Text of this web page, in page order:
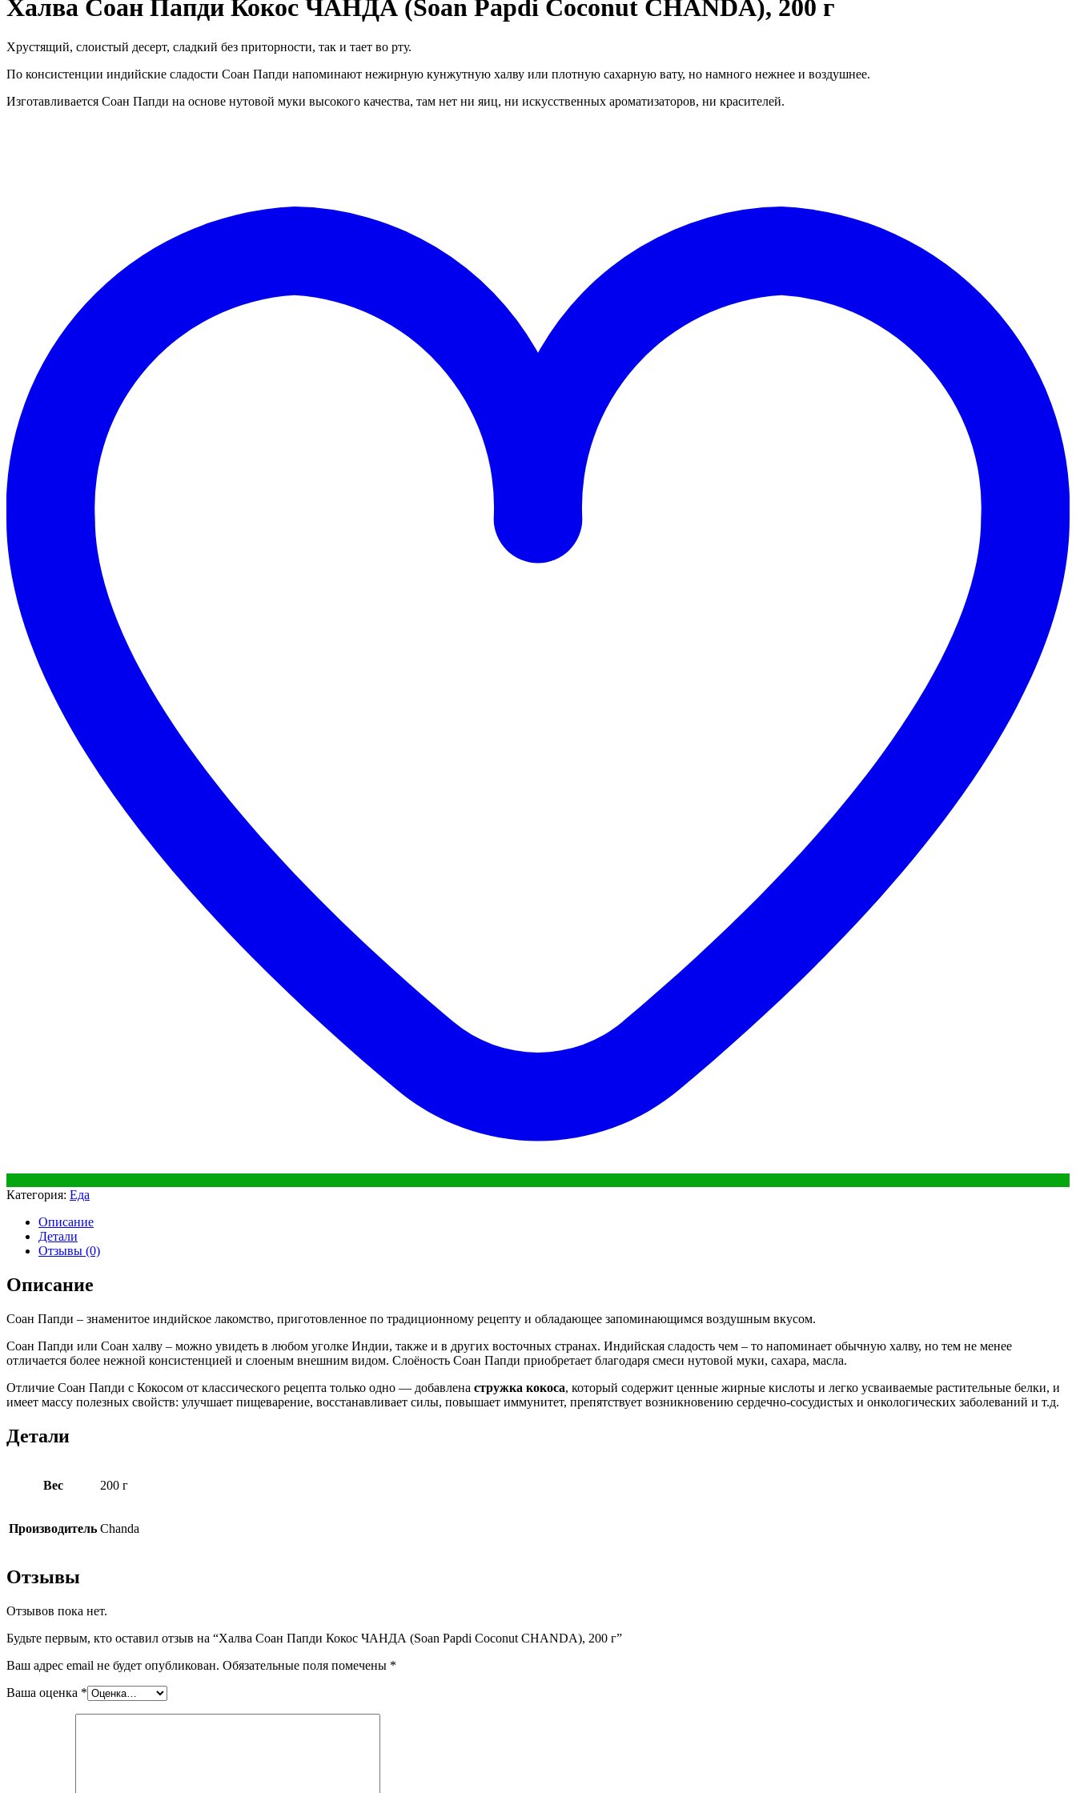
Халва Соан Папди Кокос ЧАНДА (Soan Papdi Coconut CHANDA), 200 г
Хрустящий, слоистый десерт, сладкий без приторности, так и тает во рту.
По консистенции индийские сладости Соан Папди напоминают нежирную кунжутную халву или плотную сахарную вату, но намного нежнее и воздушнее.
Изготавливается Соан Папди на основе нутовой муки высокого качества, там нет ни яиц, ни искусственных ароматизаторов, ни красителей.
Категория: Еда
Описание
Детали
Отзывы (0)
Описание
Соан Папди – знаменитое индийское лакомство, приготовленное по традиционному рецепту и обладающее запоминающимся воздушным вкусом.
Соан Папди или Соан халву – можно увидеть в любом уголке Индии, также и в других восточных странах. Индийская сладость чем – то напоминает обычную халву, но тем не менее
отличается более нежной консистенцией и слоеным внешним видом. Слоёность Соан Папди приобретает благодаря смеси нутовой муки, сахара, масла.
Отличие Соан Папди с Кокосом от классического рецепта только одно — добавлена стружка кокоса, который содержит ценные жирные кислоты и легко усваиваемые растительные белки, и
имеет массу полезных свойств: улучшает пищеварение, восстанавливает силы, повышает иммунитет, препятствует возникновению сердечно-сосудистых и онкологических заболеваний и т.д.
Детали
Вес 200 г
Производитель Chanda
Отзывы
Отзывов пока нет.
Будьте первым, кто оставил отзыв на “Халва Соан Папди Кокос ЧАНДА (Soan Papdi Coconut CHANDA), 200 г”
Ваш адрес email не будет опубликован. Обязательные поля помечены *
Ваша оценка *